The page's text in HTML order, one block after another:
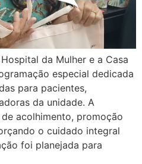
da Mulher e a Casa
especial dedicada
para pacientes,
da unidade. A
acolhimento, promoção
o cuidado integral
foi planejada para